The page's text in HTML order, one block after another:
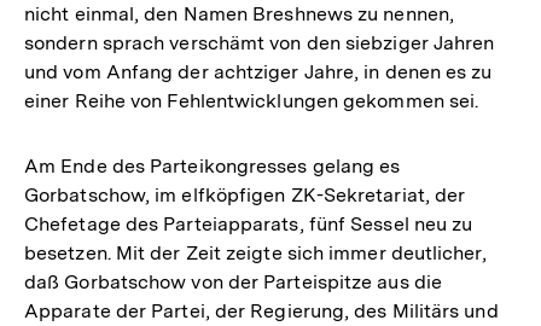
nicht einmal, den Namen Breshnews zu nennen,
sondern sprach verschämt von den siebziger Jahren
und vom Anfang der achtziger Jahre, in denen es zu
einer Reihe von Fehlentwicklungen gekommen sei.
Am Ende des Parteikongresses gelang es
Gorbatschow, im elfköpfigen ZK-Sekretariat, der
Chefetage des Parteiapparats, fünf Sessel neu zu
besetzen. Mit der Zeit zeigte sich immer deutlicher,
daß Gorbatschow von der Parteispitze aus die
Apparate der Partei, der Regierung, des Militärs und